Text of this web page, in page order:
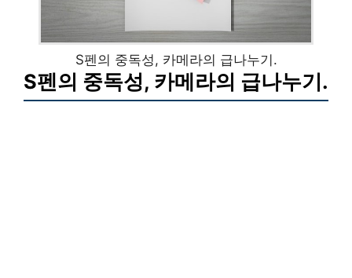
S펜의 중독성, 카메라의 급나누기.
S펜의 중독성, 카메라의 급나누기.